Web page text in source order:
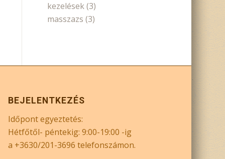
kezelések(3)
masszazs (3)
BEJELENTKEZÉS
Időpont egyeztetés:
Hétfőtől- péntekig: 9:00-19:00 -ig
a +3630/201-3696 telefonszámon.